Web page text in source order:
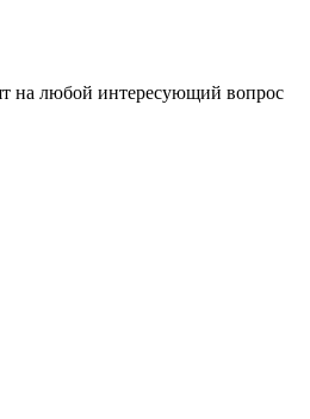
на любой интересующий вопрос